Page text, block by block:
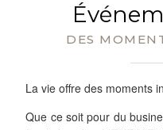
DES
La vie offre des moments
Que ce soit pour du